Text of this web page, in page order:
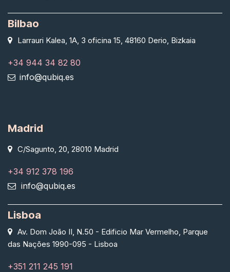
Bilbao
Larrauri Kalea, 1A, 3 oficina 15, 48160 Derio, Bizkaia
+34 944 34 82 80
info@qubiq.es
Madrid
C/Sagunto, 20, 28010 Madrid
+34 912 378 196
info@qubiq.es
Lisboa
Av. Dom João II, N.50 - Edificio Mar Vermelho, Parque
das Nações 1990-095 - Lisboa
+351 211 245 191